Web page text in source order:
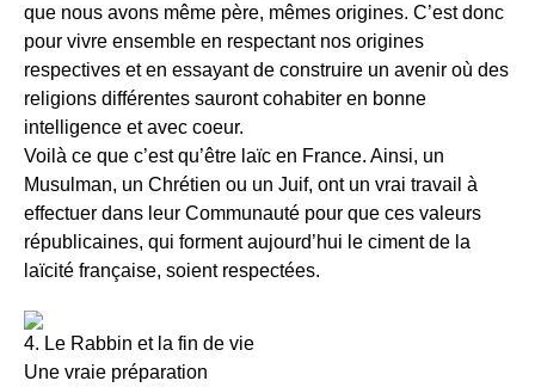
que nous avons même père, mêmes origines. C’est donc
pour vivre ensemble en respectant nos origines
respectives et en essayant de construire un avenir où des
religions différentes sauront cohabiter en bonne
intelligence et avec coeur.
Voilà ce que c’est qu’être laïc en France. Ainsi, un
Musulman, un Chrétien ou un Juif, ont un vrai travail à
effectuer dans leur Communauté pour que ces valeurs
républicaines, qui forment aujourd’hui le ciment de la
laïcité française, soient respectées.
4. Le Rabbin et la fin de vie
Une vraie préparation